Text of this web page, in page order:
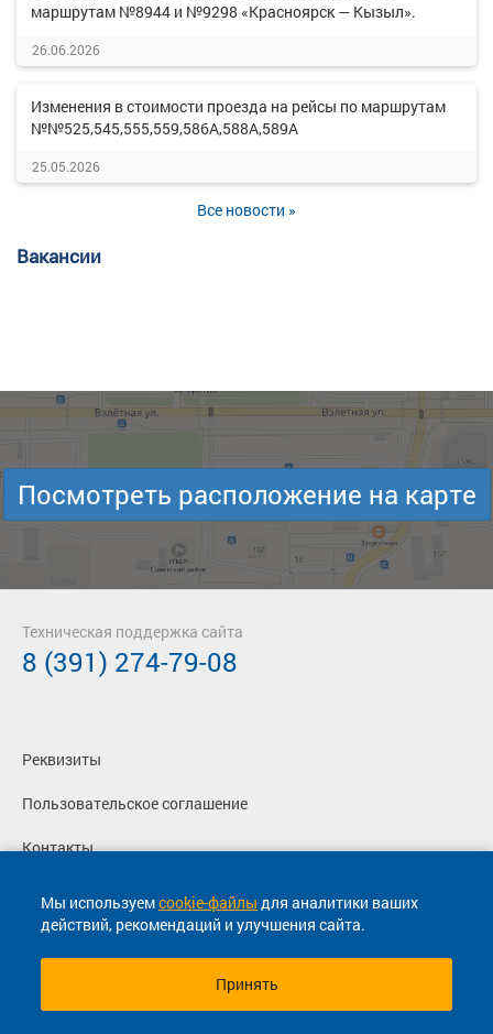
маршрутам №8944 и №9298 «Красноярск — Кызыл».
26.06.2026
Изменения в стоимости проезда на рейсы по маршрутам
№№525,545,555,559,586А,588А,589А
25.05.2026
Все новости »
Вакансии
Мы используемcookie-файлы для аналитики ваших
действий, рекомендаций и улучшения сайта.
Принять
Посмотреть расположение на карте
Реквизиты
Пользовательское соглашение
Контакты
Политика конфиденциальности
Перевозчикам
Техническая поддержка сайта
8 (391) 274-79-08
© 2013-2026, ООО "Капитал"- Онлайн сервис продажи